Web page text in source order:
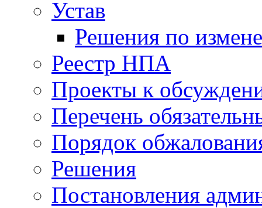
Устав
Решения по
Реестр НПА
Проекты к
Перечень
Порядок
Решения
Постановления